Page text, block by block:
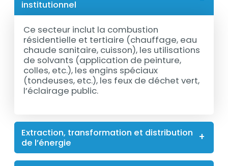
institutionnel
Ce secteur inclut la combustion
résidentielle et tertiaire (chauffage, eau
chaude sanitaire, cuisson), les utilisations
de solvants (application de peinture,
colles, etc.), les engins spéciaux
(tondeuses, etc.), les feux de déchet vert,
l’éclairage public.
Extraction, transformation et distribution
de l’énergie